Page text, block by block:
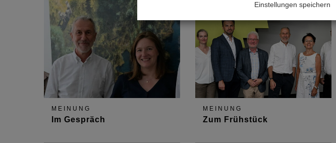
MEINUNG
Im Gespräch
MEINUNG
Zum Frühstück
Einstellungen speichern